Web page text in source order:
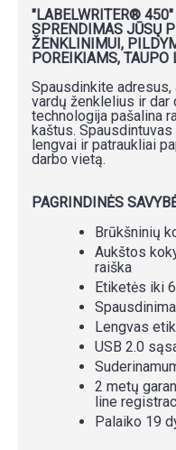
"LABELWRITER®
SPRENDIMAS JŪSŲ
ŽENKLINIMUI,
POREIKIAMS,
Spausdinkite
vardų ženklelius ir dar
technologija pašalina
kaštus.
lengvai ir patraukliai
darbo vietą.
PAGRINDINĖS
Brūkšninių
Aukštos
raiška
Etiketės iki
Lengvas
USB 2.0
2 metų
line
Palaiko 19